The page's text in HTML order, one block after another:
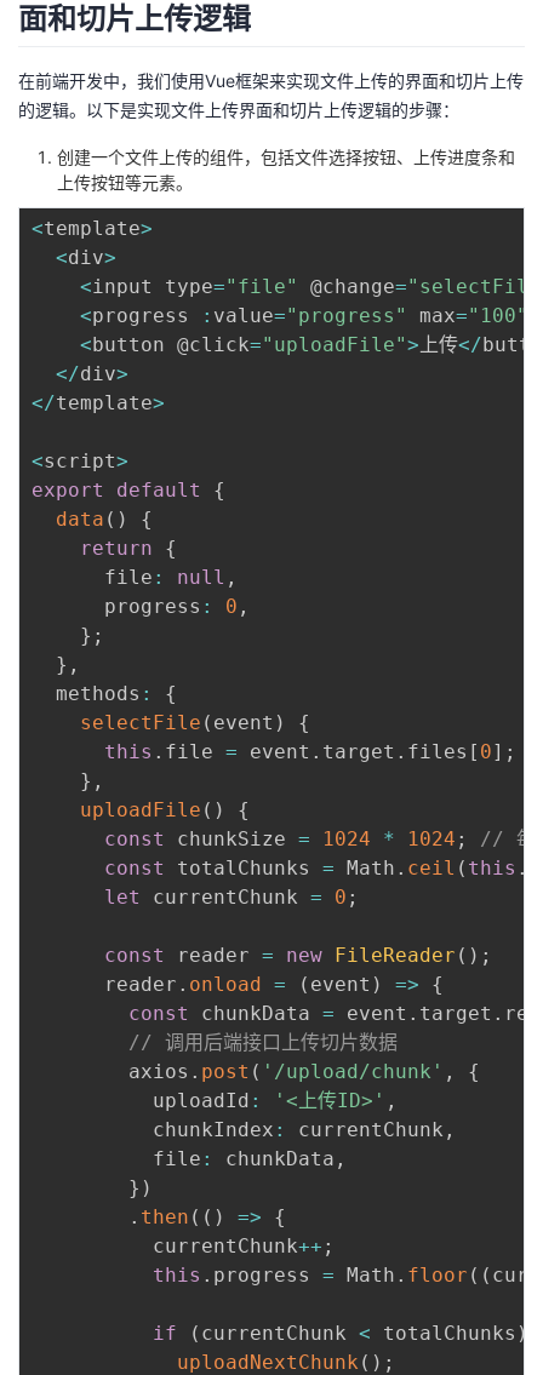
面和切片上传逻辑
在前端开发中，我们使用Vue框架来实现文件上传的界面和切片上传
的逻辑。以下是实现文件上传界面和切片上传逻辑的步骤：
创建一个文件上传的组件，包括文件选择按钮、上传进度条和
上传按钮等元素。
<template>
<div>
<input type="file" @change=
<progress : value="progress" max="100"
<button @click="uploadFile"> 上传</
</div>
</template>
<script>
export
default
{
data ( )
{
return
{
      file
: null ,
      progress
: 0 ,
} ;
} ,
  methods
:
{
selectFile ( event )
{
this . file = event . target . files [ 0] ;
} ,
uploadFile ( )
{
const
chunkSize = 1024 * 1024 ;
// 每
const
totalChunks = Math . ceil ( this .
let
currentChunk = 0 ;
const reader = new FileReader ( ) ;
      reader
. onload = ( event ) =>
{
const
chunkData = event . target .
// 调用后端接口上传切片数据
        axios
. post ( '/upload/chunk' ,
{
          uploadId
: '<上传ID>' ,
          chunkIndex
: currentChunk ,
          file
: chunkData ,
} )
. then ( ( ) =>
{
          currentChunk
++ ;
this . progress = Math . floor ( (
if ( currentChunk < totalChunks )
uploadNextChunk ( ) ;